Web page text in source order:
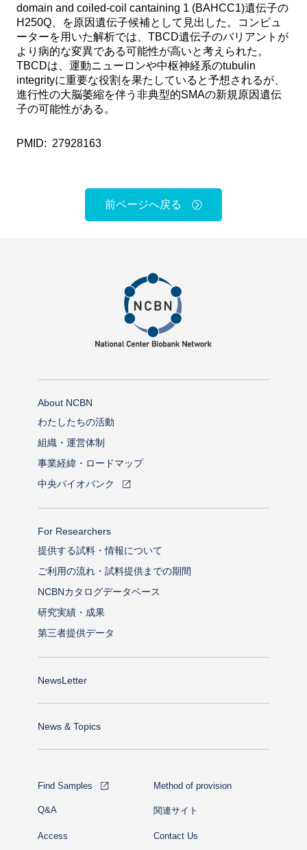
domain and coiled-coil cantaining 1 (BAHCC1)遺伝子の
H250Q、を原因遺伝子候補として見出した。コンピュ
ーターを用いた解析では、TBCD遺伝子のバリアントが
より病的な変異である可能性が高いと考えられた。
TBCDは、運動ニューロンや中枢神経系のtubulin
integrityに重要な役割を果たしていると予想されるが、
進行性の大脳萎縮を伴う非典型的SMAの新規原因遺伝
子の可能性がある。
PMID: 27928163
前ページへ戻る
About NCBN
わたしたちの活動
組織・運営体制
事業経緯・ロードマップ
中央バイオバンク
For Researchers
提供する試料・情報について
ご利用の流れ・試料提供までの期間
NCBNカタログデータベース
研究実績・成果
第三者提供データ
NewsLetter
News & Topics
Find Samples Method of provision
Q&A 関連サイト
Access Contact Us